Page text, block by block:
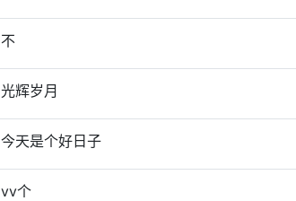
不
光辉岁月
今天是个好日子
vv个